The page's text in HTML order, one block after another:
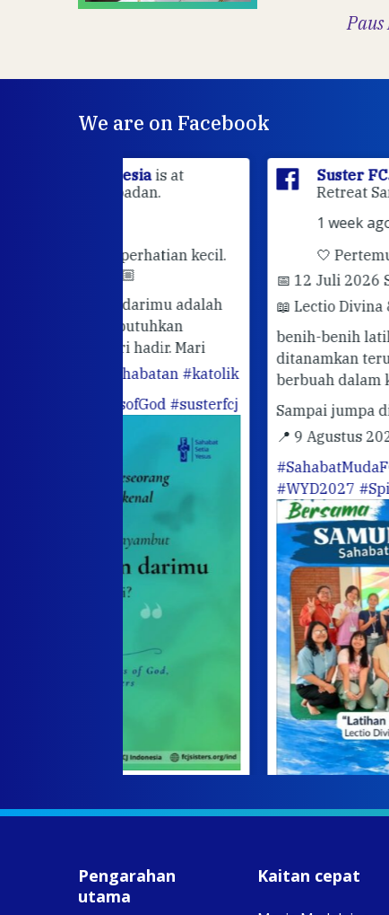
Paus
We are on Facebook
Suster FCJ Indonesiais at
Retreat Sarasvita Susteran Fcj.
🤍 Pertemuan Sahabat Muda
📅 12 Juli 2026 SARASVITA FCJ
📖 Lectio Divina & Journaling
benih-benih latihan rohani yang
ditanamkan terus bertumbuh dan
berbuah dalam kehidupan sehari-
Sampai jumpa di pertemuan
📍 9 Agustus 2026
#SahabatMudaFCJ
#SusterFCJ
#WYD2027
#SpiritualitasIgnasian
Pengarahan
utama
Kaitan cepat